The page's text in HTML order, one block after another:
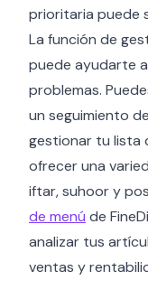
prioritaria puede
La función de
puede ayudarte
problemas.
un seguimiento
gestionar tu lista
ofrecer una
iftar, suhoor y
de menú de
analizar tus
ventas y